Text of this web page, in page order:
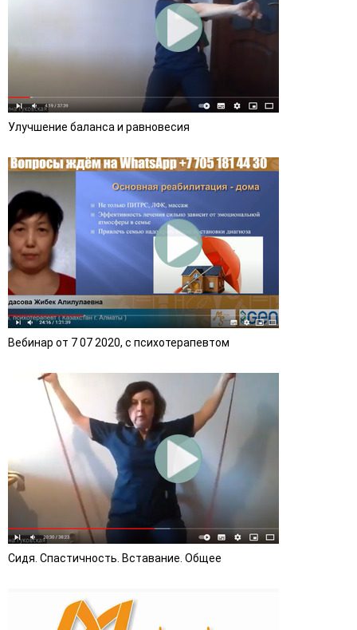
Улучшение баланса и равновесия
Вебинар от 7 07 2020, с психотерапевтом
Сидя. Спастичность. Вставание. Общее